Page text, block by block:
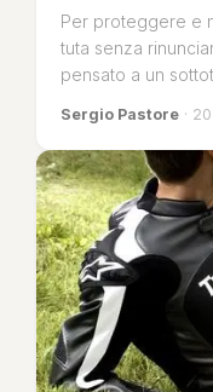
Per proteggere e
tuta senza
pensato a un
Sergio Pastore ·